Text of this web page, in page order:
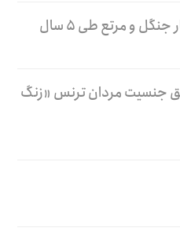
جنسیت مردان ترنس «زنگ